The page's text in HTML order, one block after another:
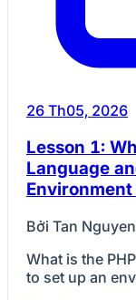
26 Th05, 2026
Lesson 1:
Language
Bởi Tan Nguyen
What is the
to set up an